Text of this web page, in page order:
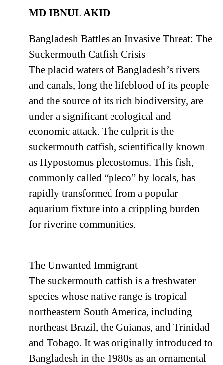
MD IBNUL AKID
Bangladesh Battles an Invasive Threat: The
Suckermouth Catfish Crisis
The placid waters of Bangladesh’s rivers
and canals, long the lifeblood of its people
and the source of its rich biodiversity, are
under a significant ecological and
economic attack. The culprit is the
suckermouth catfish, scientifically known
as Hypostomus plecostomus. This fish,
commonly called “pleco” by locals, has
rapidly transformed from a popular
aquarium fixture into a crippling burden
for riverine communities.
The Unwanted Immigrant
The suckermouth catfish is a freshwater
species whose native range is tropical
northeastern South America, including
northeast Brazil, the Guianas, and Trinidad
and Tobago. It was originally introduced to
Bangladesh in the 1980s as an ornamental